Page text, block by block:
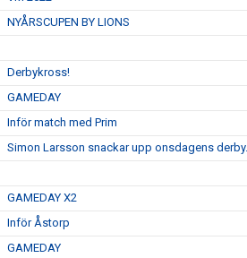
NYÅRSCUPEN BY LIONS
Derbykross!
GAMEDAY
Inför match med Prim
Simon Larsson snackar upp onsdagens derby.
GAMEDAY X2
Inför Åstorp
GAMEDAY